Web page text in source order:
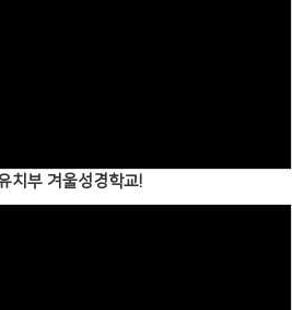
치부 겨울성경학교!